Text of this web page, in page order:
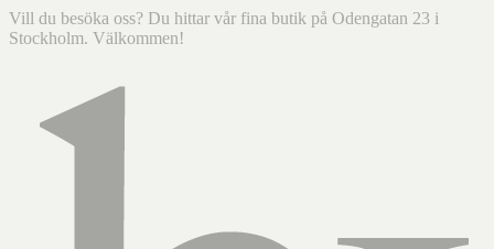
Vill du besöka oss? Du hittar vår fina butik på Odengatan 23 i
Stockholm. Välkommen!